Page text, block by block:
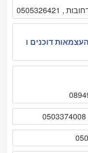
, 0505326421
דוכנים ו